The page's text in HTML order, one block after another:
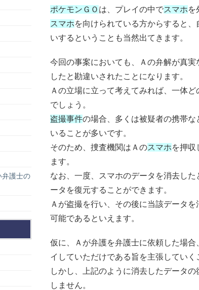
ポケモンＧＯ は、プレイの中でスマホを
スマホを向けられている方からすると
いするということも当然出てきます。
今回の事案においても、Ａの弁解が真実
したと勘違いされたことになります。
Ａの立場に立って考えてみれば、一体
でしょう。
盗撮事件の場合、多くは被疑者の携帯
いることが多いです。
そのため、捜査機関はＡのスマホを押収
ます。
なお、一度、スマホのデータを消去し
ータを復元することができます。
Ａが盗撮を行い、その後に当該データ
可能であるといえます。
仮に、Ａが弁護を弁護士に依頼した場合
イしていただけである旨を主張していく
しかし、上記のように消去したデータ
しません。
弁護士の